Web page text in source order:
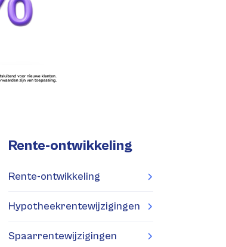
Rente-ontwikkeling
Rente-ontwikkeling
Hypotheekrentewijzigingen
Spaarrentewijzigingen